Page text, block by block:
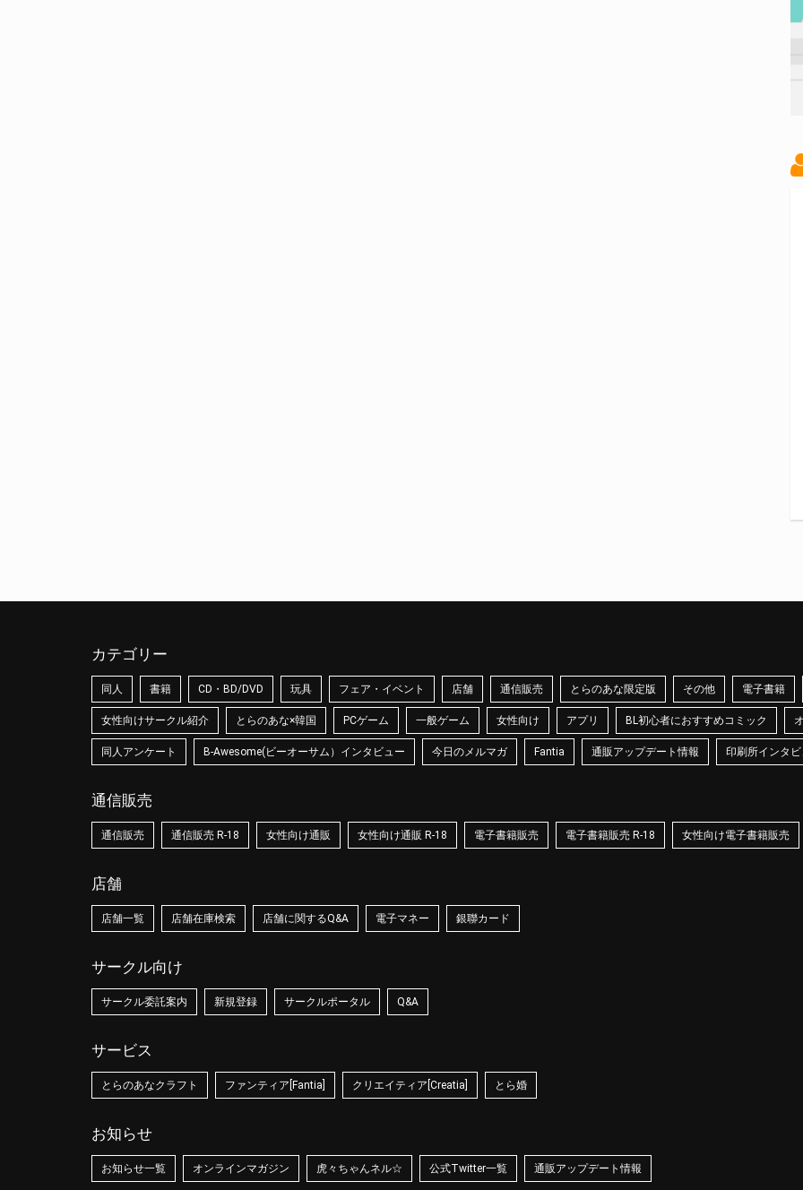
カテゴリー
同人 書籍 CD・BD/DVD 玩具 フェア・イベント 店舗 通信販売 とらのあな限定版 その他 電子書籍
女性向けサークル紹介 とらのあな×韓国 PCゲーム 一般ゲーム 女性向け アプリ BL初心者におすすめコミック
同人アンケート B-Awesome(ビーオーサム）インタビュー 今日のメルマガ Fantia 通販アップデート情報 印刷所インタ
通信販売
通信販売 通信販売 R-18 女性向け通販 女性向け通販 R-18 電子書籍販売 電子書籍販売 R-18 女性向け電子書籍販売
店舗
店舗一覧 店舗在庫検索 店舗に関するQ&A 電子マネー 銀聯カード
サークル向け
サークル委託案内 新規登録 サークルポータル Q&A
サービス
とらのあなクラフト ファンティア[Fantia] クリエイティア[Creatia] とら婚
お知らせ
お知らせ一覧 オンラインマガジン 虎々ちゃんネル☆ 公式Twitter一覧 通販アップデート情報